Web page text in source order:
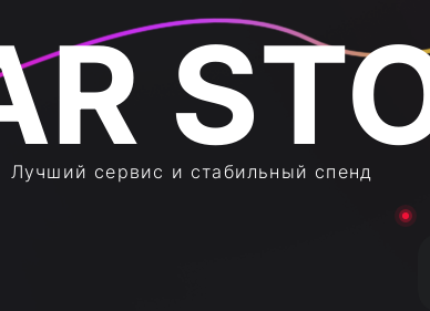
Лучший сервис и стабильный спенд